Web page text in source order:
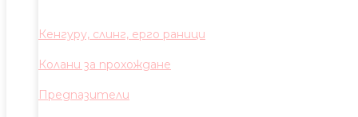
Кенгуру, слинг, ерго раници
Колани за прохождане
Предпазители